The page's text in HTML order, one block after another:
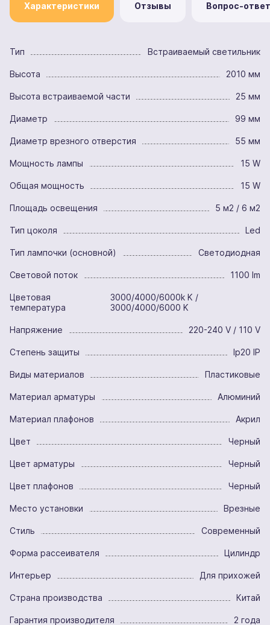
Характеристики Отзывы Вопрос-ответ
Тип Встраиваемый светильник
Высота 2010 мм
Высота встраиваемой части 25 мм
Диаметр 99 мм
Диаметр врезного отверстия 55 мм
Мощность лампы 15 W
Общая мощность 15 W
Площадь освещения 5 м2 / 6 м2
Тип цоколя Led
Тип лампочки (основной) Светодиодная
Световой поток 1100 lm
Цветовая
температура
3000/4000/6000k K /
3000/4000/6000 K
Напряжение 220-240 V / 110 V
Степень защиты Ip20 IP
Виды материалов Пластиковые
Материал арматуры Алюминий
Материал плафонов Акрил
Цвет Черный
Цвет арматуры Черный
Цвет плафонов Черный
Место установки Врезные
Стиль Современный
Форма рассеивателя Цилиндр
Интерьер Для прихожей
Страна производства Китай
Гарантия производителя 2 года